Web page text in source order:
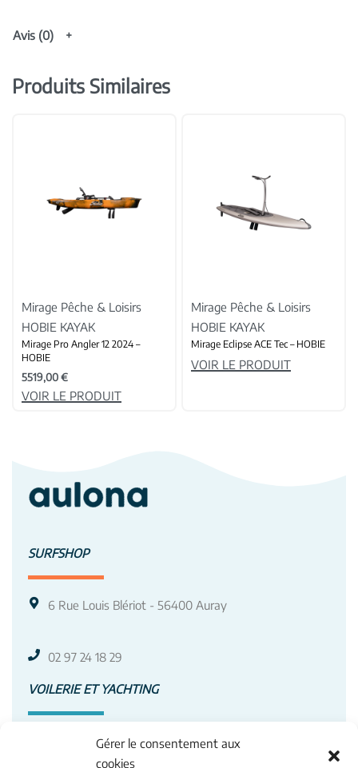
Gérer le consentement aux
cookies
Avis (0)
Produits Similaires
Mirage Pêche & Loisirs
HOBIE KAYAK
Mirage Pro Angler 12 2024 –
HOBIE
5519,00€
VOIR LE PRODUIT
Mirage Pêche & Loisirs
HOBIE KAYAK
Mirage Eclipse ACE Tec – HOBIE
VOIR LE PRODUIT
SURFSHOP
6 Rue Louis Blériot - 56400 Auray
02 97 24 18 29
VOILERIE ET YACHTING
3 Av. Roland Garros - 56400 Auray